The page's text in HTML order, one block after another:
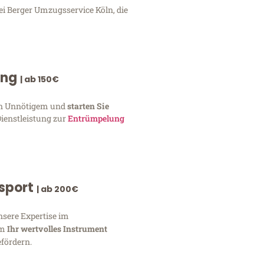
Berger Umzugsservice Köln, die
| ab 150€
Unnötigem und starten Sie
zurEntrümpelung
| ab 200€
Expertise im
Ihr wertvolles Instrument